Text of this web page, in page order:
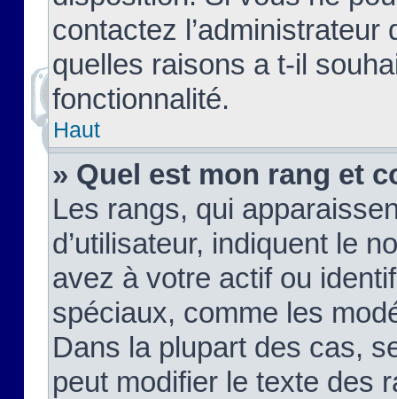
contactez
quelles raisons a t-il
fonctionnalité.
Haut
» Quel est mon rang et
Les rangs, qui
d’utilisateur, indiquent le
avez à votre actif ou
spéciaux, comme les
Dans la plupart des cas,
peut modifier le texte des